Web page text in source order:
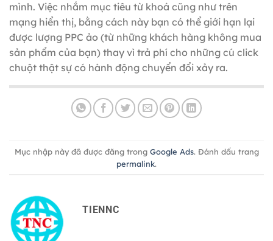
mình. Việc nhắm mục tiêu từ khoá cũng như trên
mạng hiển thị, bằng cách này bạn có thể giới hạn lại
được lượng PPC ảo (từ những khách hàng không mua
sản phẩm của bạn) thay vì trả phí cho những cú click
chuột thật sự có hành động chuyển đổi xảy ra.
Mục nhập này đã được đăng trong Google Ads. Đánh dấu trang
permalink.
TIENNC